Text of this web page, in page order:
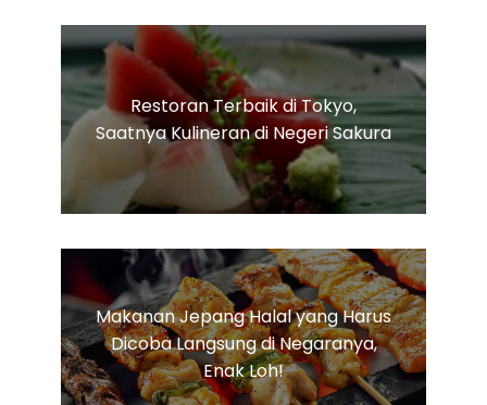
Restoran Terbaik di Tokyo,
Saatnya Kulineran di Negeri Sakura
Makanan Jepang Halal yang Harus
Dicoba Langsung di Negaranya,
Enak Loh!